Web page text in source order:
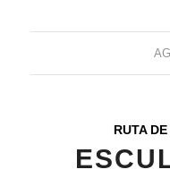
RUTA